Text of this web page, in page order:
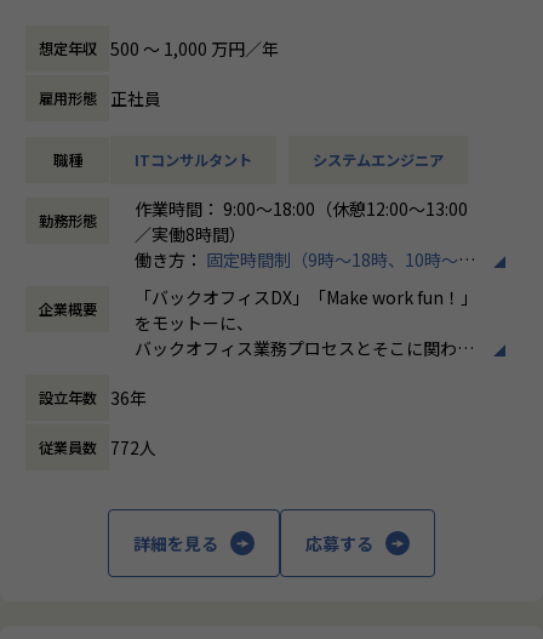
ITの力で人手不足の解消と流動性の拡大に寄与するサービス
を提供し、世の中の仕事の標準化の輪を広げます。
【ホープスの目指す世界】
国内全体では基幹業務の標準化は急務であるものの、大手・
多くERP導入の課題感は多い状況です。
ホープスはそのような企業への支援戦略を中心に事業を展開
大手企業、中規模企業向けのERP領域でシェアNO.1を目指し
国内サプライチェーン全体での業務標準化を狙っています。
IT開発関連業務
ホープスでは、リモートワーク活用があり平
く、プロジェクトに応じて柔軟な働き方がで
ています。
す。
➀人事または給与システム導入開発エンジニア
・主に基本設計～導入、本番稼働および稼働後の保守対応ま
・SAP Success Factors、COMPANY導入経験者優遇ですが、
歓迎しています。
➁経費精算システム導入開発エンジニア
・主に基本設計～導入、本番稼働および稼働後の保守対応ま
での業務を想定しております。
・代表的なソリューションとしてSpendia、Ci*X（サイクロ
です。
【会社概要】
リューションを提供する会社です。
・MISSION「ワークをもっとワクワクに」
想定年収 500 〜 1,000 万円／年
雇用形態 正社員
職種 ITコンサルタント システムエンジニア
勤務形態
作業時間： 9:00～18:00（休憩12:00～13:00
／実働8時間）
働き方： 固定時間制（9時～18時、10時～19
時など）
時間外労働の有無： 有（月平均10時間）
休憩時間： 60分
企業概要
「バックオフィスDX」「Make work fun！」
をモットーに、
バックオフィス業務プロセスとそこに関わる
企業競争力を向上させることを使命としてい
チ開発やコンサルティングまで幅広いサービ
スを提供しています。クラウドERPやローコ
ード開発を柱とし、業務効率化やDX推進、経
設立年数 36年
従業員数 772人
詳細を見る 応募する